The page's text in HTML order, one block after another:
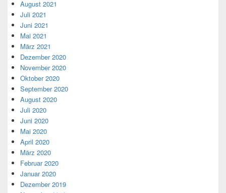
August 2021
Juli 2021
Juni 2021
Mai 2021
März 2021
Dezember 2020
November 2020
Oktober 2020
September 2020
August 2020
Juli 2020
Juni 2020
Mai 2020
April 2020
März 2020
Februar 2020
Januar 2020
Dezember 2019